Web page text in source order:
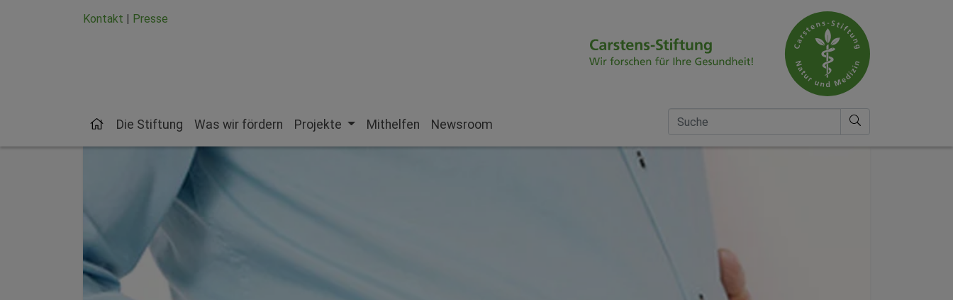
Kontakt | Presse
Die Stiftung Was wir fördern Projekte Mithelfen Newsroom
Suche nach